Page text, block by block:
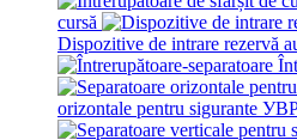
cursă
Dispozitive de intrare rezervă
orizontale pentru sigurante